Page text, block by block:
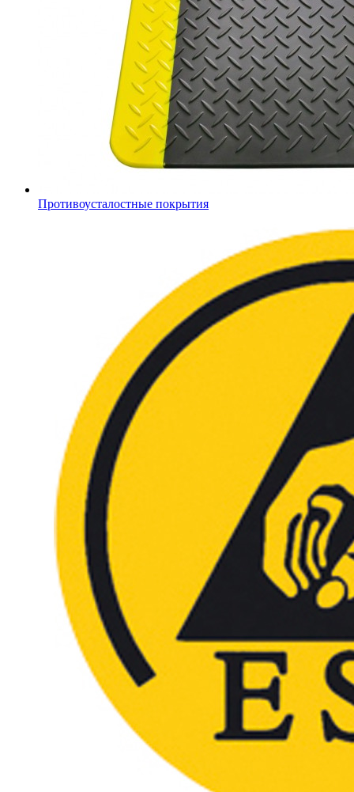
Противоусталостные покрытия